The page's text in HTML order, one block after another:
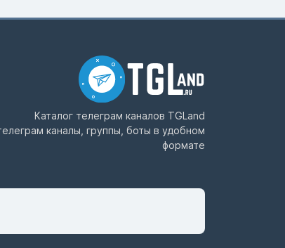
Каталог телеграм каналов TGLand
каналы, группы, боты в удобном
формате